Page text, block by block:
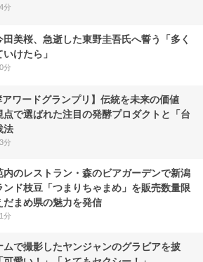
分
美桜、急逝した東野圭吾氏へ誓う「多く
けたら」
分
アワードグランプリ】伝統を未来の価値
点で選ばれた注目の発酵プロダクトと「台
法
分
内のレストラン・森のビアガーデンで新潟
ンド枝豆「つまりちゃまめ」を販売数量限
だまめ県の魅力を発信
分
ムで撮影したヤンジャンのグラビアを披